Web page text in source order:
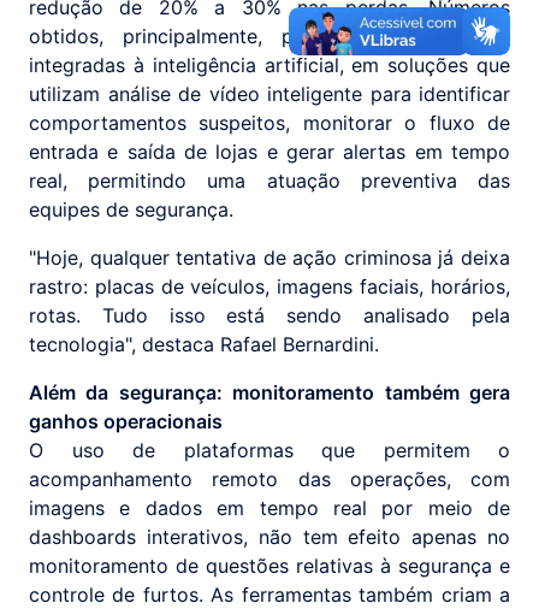
redução de 20% a 30% nas perdas. Números
obtidos, principalmente, pelo uso de câmeras
integradas à inteligência artificial, em soluções que
utilizam análise de vídeo inteligente para identificar
comportamentos suspeitos, monitorar o fluxo de
entrada e saída de lojas e gerar alertas em tempo
real, permitindo uma atuação preventiva das
equipes de segurança.
"Hoje, qualquer tentativa de ação criminosa já deixa
rastro: placas de veículos, imagens faciais, horários,
rotas. Tudo isso está sendo analisado pela
tecnologia", destaca Rafael Bernardini.
Além da segurança: monitoramento também gera
ganhos operacionais
O uso de plataformas que permitem o
acompanhamento remoto das operações, com
imagens e dados em tempo real por meio de
dashboards interativos, não tem efeito apenas no
monitoramento de questões relativas à segurança e
controle de furtos. As ferramentas também criam a